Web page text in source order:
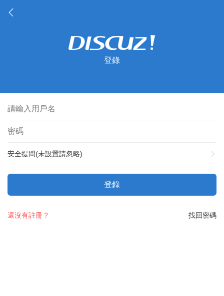
登錄
安全提問(未設置請忽略)
登錄
找回密碼
還沒有註冊？